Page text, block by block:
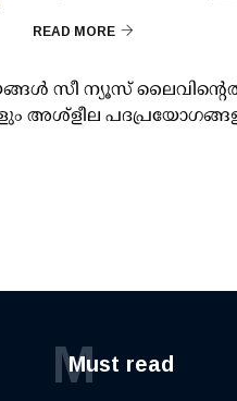
READ MORE
സീ ന്യൂസ്
അശ്‌ളീല
Must read
M